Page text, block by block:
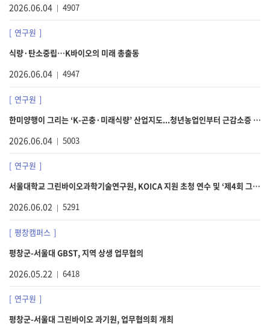
2026.06.04 4907
연구원
식량·탄소중립…K바이오의 미래 총출동
2026.06.04 4947
연구원
한미양행이 그리는 ‘K-곤충·미래식량’ 산업지도...청년농업인부터 근감소증 건기식까지
2026.06.04 5003
연구원
서울대학교 그린바이오과학기술연구원, KOICA 지원 초청 연수 및 ‘제4회 그린바이오 사이언스 포럼’ 성료
2026.06.02 5291
평창캠퍼스
평창군-서울대 GBST, 지역 상생 업무협의
2026.05.22 6418
연구원
평창군-서울대 그린바이오 과기원, 업무협의회 개최